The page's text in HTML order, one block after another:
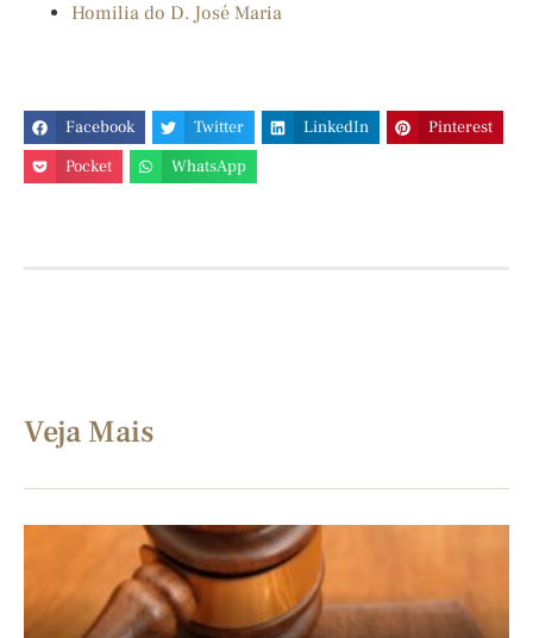
Homilia do D. José Maria
Facebook Twitter LinkedIn
Pinterest
Pocket
WhatsApp
Veja Mais